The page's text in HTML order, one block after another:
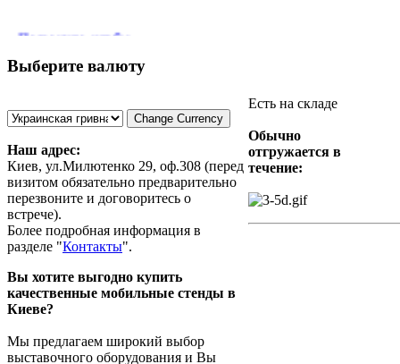
Позвоните, чтобы
Мобильный стенд
Pop-Up (поп ап) 6x4
Позвоните, чтобы
узнать цену
Мобильный стенд
Pop-Up (поп ап) 5x4
Выберите валюту
Наш адрес:
Киев, ул.Милютенко 29, оф.308 (перед
визитом обязательно предварительно
перезвоните и договоритесь о
встрече).
Более подробная информация в
разделе "Контакты".
Вы хотите выгодно купить
качественные мобильные стенды в
Киеве?
Мы предлагаем широкий выбор
выставочного оборудования и Вы
Есть на складе
Обычно
отгружается в
течение: